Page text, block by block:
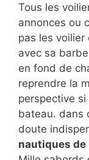
Tous les
annonces ou
pas les
avec sa
en fond de
reprendre la
perspective
bateau. dans
doute
nautiques de